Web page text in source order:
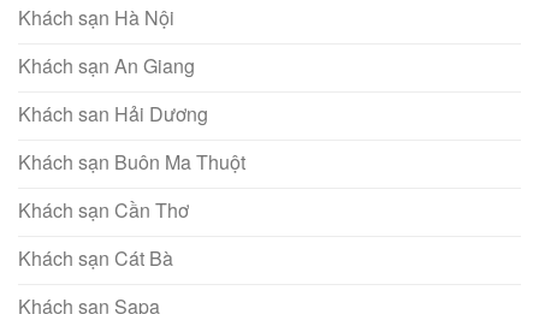
Khách sạn Hà Nội
Khách sạn An Giang
Khách san Hải Dương
Khách sạn Buôn Ma Thuột
Khách sạn Cần Thơ
Khách sạn Cát Bà
Khách sạn Sapa